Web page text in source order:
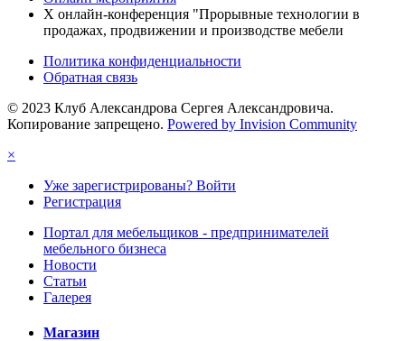
X онлайн-конференция "Прорывные технологии в
продажах, продвижении и производстве мебели
Политика конфиденциальности
Обратная связь
© 2023 Клуб Александрова Сергея Александровича.
Копирование запрещено. Powered by Invision Community
×
Уже зарегистрированы? Войти
Регистрация
Портал для мебельщиков - предпринимателей
мебельного бизнеса
Новости
Статьи
Галерея
Магазин